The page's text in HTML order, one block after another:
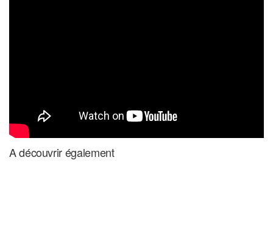
A découvrir également